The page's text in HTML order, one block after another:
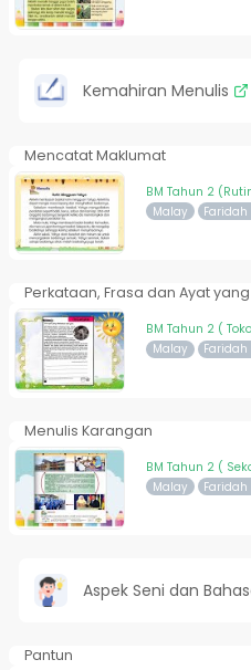
Kemahiran Menulis
Mencatat Maklumat
BM Tahun 2
Malay Faridah
Perkataan, Frasa dan Ayat
BM Tahun 2 (
Malay
Menulis Karangan
BM Tahun 2 (
Malay Faridah
Aspek Seni dan
Pantun